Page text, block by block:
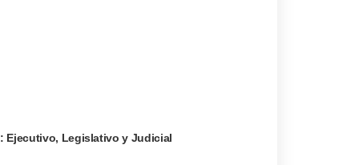
Ejecutivo, Legislativo y Judicial